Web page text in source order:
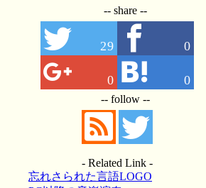
-- share --
29 0
0 0
-- follow --
- Related Link -
忘れさられた言語LOGO